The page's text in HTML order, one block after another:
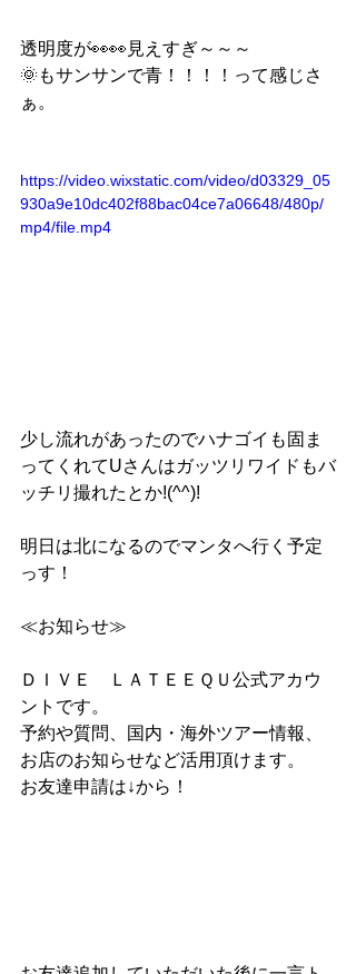
透明度が👀👀見えすぎ～～～
🌞もサンサンで青！！！！って感じさ
ぁ。
https://video.wixstatic.com/video/d03329_05
930a9e10dc402f88bac04ce7a06648/480p/
mp4/file.mp4
少し流れがあったのでハナゴイも固ま
ってくれてUさんはガッツリワイドもバ
ッチリ撮れたとか!(^^)!
明日は北になるのでマンタへ行く予定
っす！
≪お知らせ≫
ＤＩＶＥ　ＬＡＴＥＥＱＵ公式アカウ
ントです。
予約や質問、国内・海外ツアー情報、
お店のお知らせなど活用頂けます。
お友達申請は↓から！